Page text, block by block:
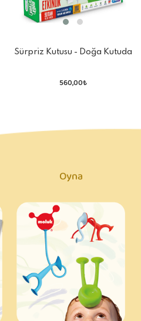
Sürpriz Kutusu - Doğa Kutuda
560,00₺
Oyna